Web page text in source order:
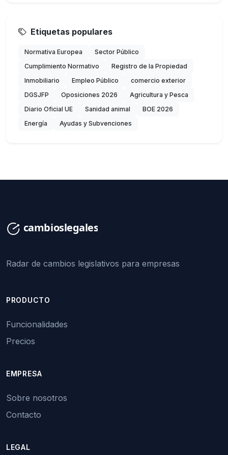
Etiquetas populares
Normativa Europea
Sector Público
Cumplimiento Normativo
Registro de la Propiedad
Inmobiliario
Empleo Público
comercio exterior
DGSJFP
Oposiciones 2026
Agricultura y Pesca
Diario Oficial UE
Sanidad animal
BOE 2026
Energía
Ayudas y Subvenciones
Radar de cambios legislativos para empresas
PRODUCTO
Funcionalidades
Precios
EMPRESA
Sobre nosotros
Contacto
LEGAL